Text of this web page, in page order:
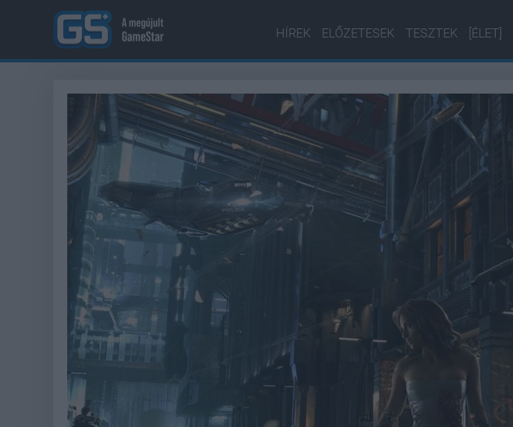
HÍREK ELŐZETESEK TESZTEK [ÉLET]